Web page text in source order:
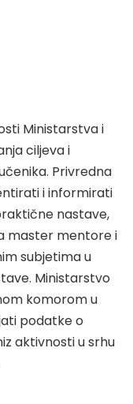
Ministarstva i
ciljeva i
Privredna
i informirati
nastave,
master mentore i
subjetima u
Ministarstvo
komorom u
podatke o
aktivnosti u srhu